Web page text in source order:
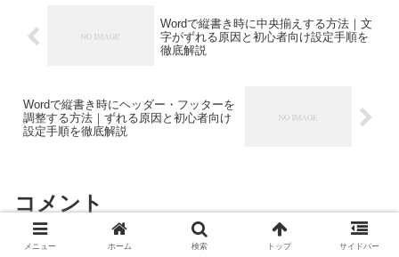
Wordで縦書き時に中央揃えする方法｜文
字がずれる原因と初心者向け設定手順を
徹底解説
Wordで縦書き時にヘッダー・フッターを
調整する方法｜ずれる原因と初心者向け
設定手順を徹底解説
コメント
メニュー ホーム 検索 トップ サイドバー